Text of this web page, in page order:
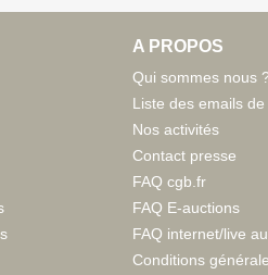
A PROPOS
Qui sommes nous ?
Liste des emails
Nos activités
Contact presse
FAQ cgb.fr
FAQ E-auctions
FAQ internet/live
Conditions